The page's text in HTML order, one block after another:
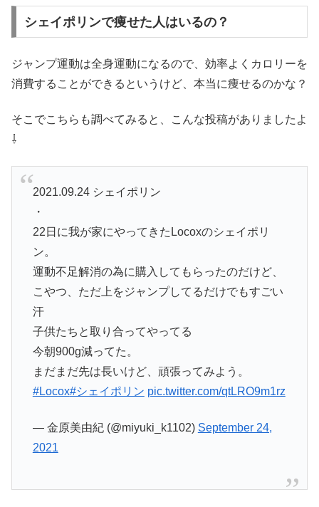
シェイポリンで痩せた人はいるの？
ジャンプ運動は全身運動になるので、効率よくカロリーを
消費することができるというけど、本当に痩せるのかな？
そこでこちらも調べてみると、こんな投稿がありましたよ
⇩
2021.09.24 シェイポリン
・
22日に我が家にやってきたLocoxのシェイポリ
ン。
運動不足解消の為に購入してもらったのだけど、
こやつ、ただ上をジャンプしてるだけでもすごい
汗
子供たちと取り合ってやってる
今朝900g減ってた。
まだまだ先は長いけど、頑張ってみよう。
#Locox#シェイポリン pic.twitter.com/qtLRO9m1rz
— 金原美由紀 (@miyuki_k1102) September 24,
2021